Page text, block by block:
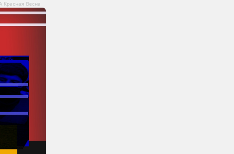
Красная Весна